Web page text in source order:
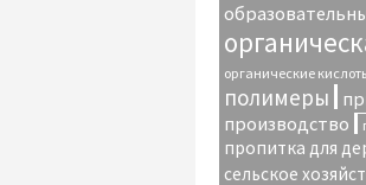
органические
полимеры
производство
пропитка для
сельское